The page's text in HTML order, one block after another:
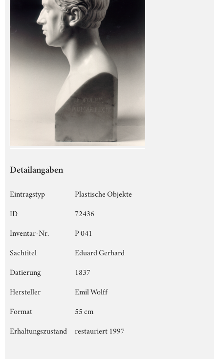
Detailangaben
Eintragstyp
Plastische Objekte
ID
72436
Inventar-Nr.
P 041
Sachtitel
Eduard Gerhard
Datierung
1837
Hersteller
Emil Wolff
Format
55 cm
Erhaltungszustand
restauriert 1997